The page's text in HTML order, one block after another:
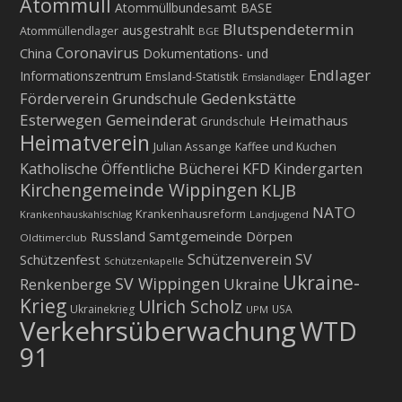
Atommüll Atommüllbundesamt BASE
Atommüllendlager ausgestrahlt BGE Blutspendetermin
China Coronavirus Dokumentations- und
Informationszentrum Emsland-Statistik Emslandlager Endlager
Förderverein Grundschule Gedenkstätte
Esterwegen Gemeinderat Grundschule Heimathaus
Heimatverein Julian Assange Kaffee und Kuchen
Katholische Öffentliche Bücherei KFD Kindergarten
Kirchengemeinde Wippingen KLJB
Krankenhauskahlschlag Krankenhausreform Landjugend NATO
Oldtimerclub Russland Samtgemeinde Dörpen
Schützenfest Schützenkapelle Schützenverein SV
Renkenberge SV Wippingen Ukraine Ukraine-
Krieg Ukrainekrieg Ulrich Scholz UPM USA
VerkehrsüberwachungWTD
91